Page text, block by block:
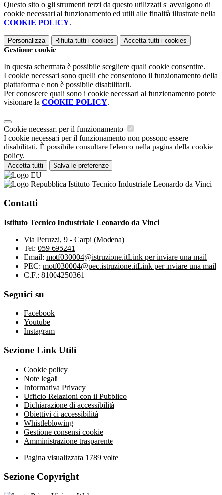
Questo sito o gli strumenti terzi da questo utilizzati si avvalgono di
cookie necessari al funzionamento ed utili alle finalità illustrate nella
COOKIE POLICY.
Personalizza Rifiuta tutti i cookies Accetta tutti i cookies
Gestione cookie
In questa schermata è possibile scegliere quali cookie consentire.
I cookie necessari sono quelli che consentono il funzionamento della
piattaforma e non è possibile disabilitarli.
Per conoscere quali sono i cookie necessari al funzionamento potete
visionare la COOKIE POLICY.
Cookie necessari per il funzionamento
I cookie necessari per il funzionamento non possono essere
disabilitati. È possibile consultare l'elenco nella pagina della cookie
policy.
Accetta tutti Salva le preferenze
Istituto Tecnico Industriale Leonardo da Vinci
Contatti
Istituto Tecnico Industriale Leonardo da Vinci
Via Peruzzi, 9 - Carpi (Modena)
Tel: 059 695241
Email: motf030004@istruzione.itLink per inviare una mail
PEC: motf030004@pec.istruzione.itLink per inviare una mail
C.F.: 81004250361
Seguici su
Facebook
Youtube
Instagram
Sezione Link Utili
Cookie policy
Note legali
Informativa Privacy
Ufficio Relazioni con il Pubblico
Dichiarazione di accessibilità
Obiettivi di accessibilità
Whistleblowing
Gestione consensi cookie
Amministrazione trasparente
Pagina visualizzata 1789 volte
Sezione Copyright